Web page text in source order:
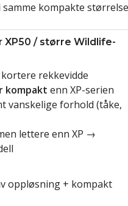
samme kompakte størrelse
XP50 / større Wildlife-
rekkevidde
kompakt enn XP-serien
vanskelige forhold (tåke,
lettere enn XP →
oppløsning + kompakt